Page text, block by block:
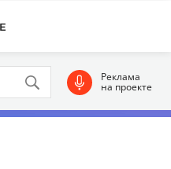
Реклама
на проекте